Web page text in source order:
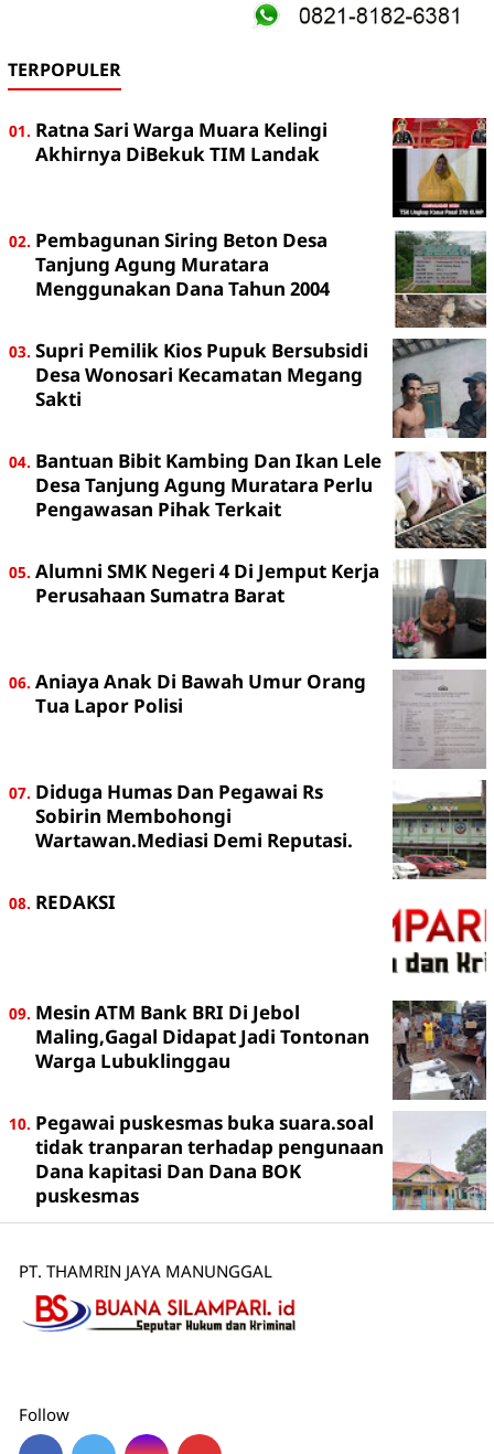
TERPOPULER
Ratna Sari Warga Muara Kelingi
Akhirnya DiBekuk TIM Landak
Pembagunan Siring Beton Desa
Tanjung Agung Muratara
Menggunakan Dana Tahun 2004
Supri Pemilik Kios Pupuk Bersubsidi
Desa Wonosari Kecamatan Megang
Sakti
Bantuan Bibit Kambing Dan Ikan Lele
Desa Tanjung Agung Muratara Perlu
Pengawasan Pihak Terkait
Alumni SMK Negeri 4 Di Jemput Kerja
Perusahaan Sumatra Barat
Aniaya Anak Di Bawah Umur Orang
Tua Lapor Polisi
Diduga Humas Dan Pegawai Rs
Sobirin Membohongi
Wartawan.Mediasi Demi Reputasi.
REDAKSI
Mesin ATM Bank BRI Di Jebol
Maling,Gagal Didapat Jadi Tontonan
Warga Lubuklinggau
Pegawai puskesmas buka suara.soal
tidak tranparan terhadap pengunaan
Dana kapitasi Dan Dana BOK
puskesmas
PT. THAMRIN JAYA MANUNGGAL
Follow